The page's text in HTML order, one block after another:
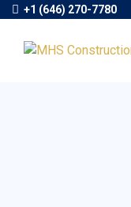
+1 (646) 270-7780